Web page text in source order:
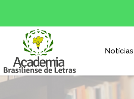
Notícias